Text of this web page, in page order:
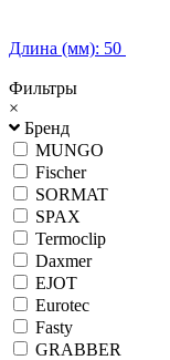
Длина (мм): 50
Фильтры
×
Бренд
MUNGO
Fischer
SORMAT
SPAX
Termoclip
Daxmer
EJOT
Eurotec
Fasty
GRABBER